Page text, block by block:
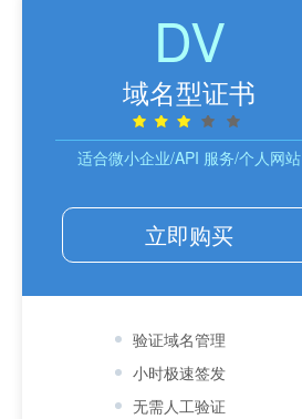
DV
域名型证书
适合微小企业/API 服务/个人网站
立即购买
验证域名管理
小时极速签发
无需人工验证